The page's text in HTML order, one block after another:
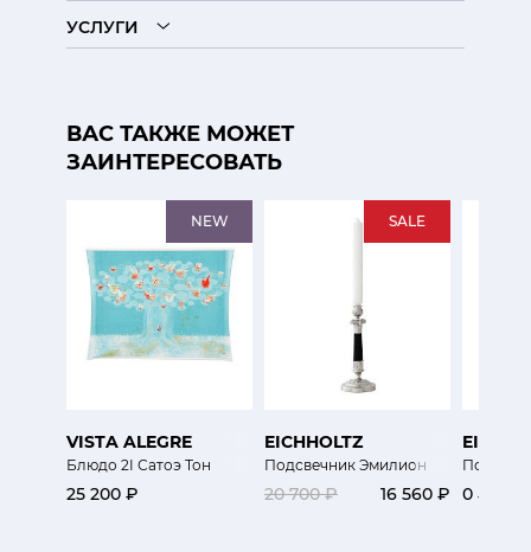
УСЛУГИ
ВАС ТАКЖЕ МОЖЕТ
ЗАИНТЕРЕСОВАТЬ
NEW
VISTA ALEGRE
Блюдо 2I Сатоэ Тон
25 200 ₽
SALE
EICHHOLTZ
Подсвечник Эмилион
20 700 ₽ 16 560 ₽ 0 ₽